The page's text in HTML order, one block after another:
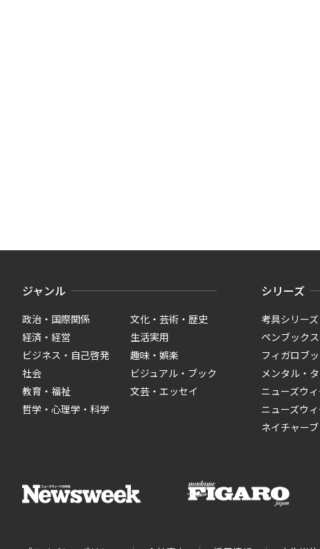
ジャンル
政治・国際関係
経済・経営
ビジネス・自己啓発
社会
教育・福祉
哲学・心理学・科学
文化・芸術・歴史
生活実用
趣味・娯楽
ビジュアル・ブック
文芸・エッセイ
シリーズ
考具シリーズ
ペンブックス
フィガロブ
メンタル・
ニューズウ
ニューズウ
ネイチャー